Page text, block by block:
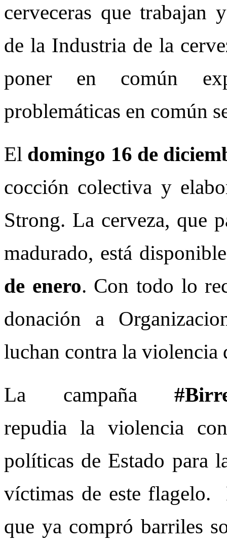
cerveceras que trabajan
de la Industria de la
poner en común
problemáticas en común
El domingo 16 de
cocción colectiva y
Strong. La cerveza, que
madurado, está
de enero. Con todo lo
donación a
luchan contra la violencia
La campaña
repudia la violencia
políticas de Estado para
víctimas de este
que ya compró barriles